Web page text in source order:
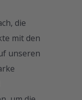
die
mit den
unseren